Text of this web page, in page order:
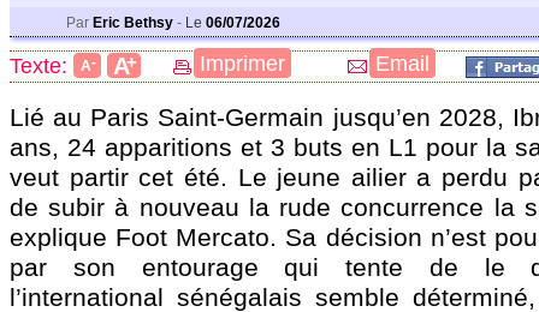
Par Eric Bethsy - Le 06/07/2026
Texte: A- A+ Imprimer Email
Lié au Paris Saint-Germain jusqu’en 2028,
ans, 24 apparitions et 3 buts en L1 pour la
veut partir cet été. Le jeune ailier a perdu
de subir à nouveau la rude concurrence la
explique Foot Mercato. Sa décision n’est
par son entourage qui tente de le
l’international sénégalais semble